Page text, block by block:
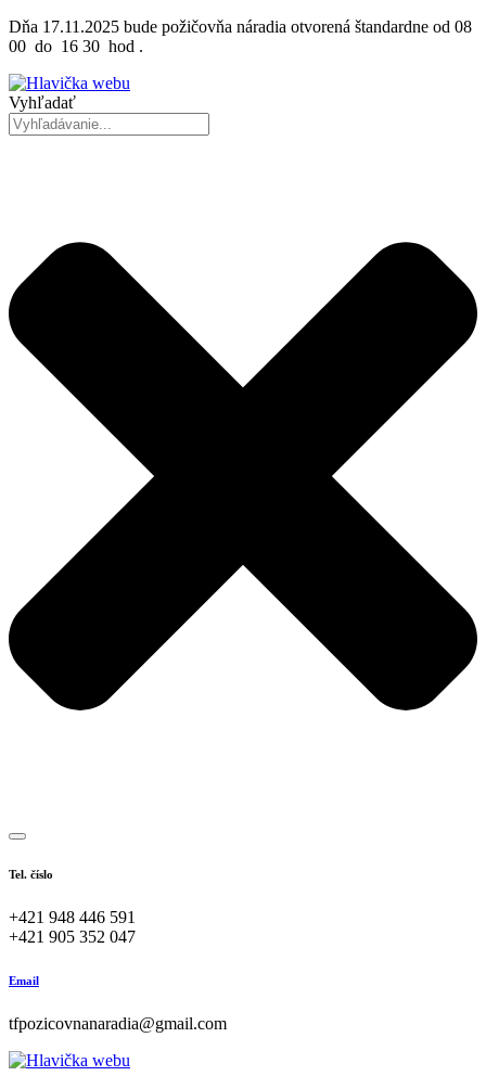
Preskočiť
na
Dňa 17.11.2025 bude požičovňa náradia otvorená štandardne od 08
00 do 16 30 hod .
Vyhľadať
Tel. číslo
+421 948 446 591
+421 905 352 047
Email
tfpozicovnanaradia@gmail.com